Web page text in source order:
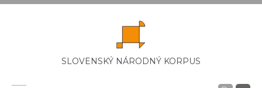
SLOVENSKÝ NÁRODNÝ KORPUS